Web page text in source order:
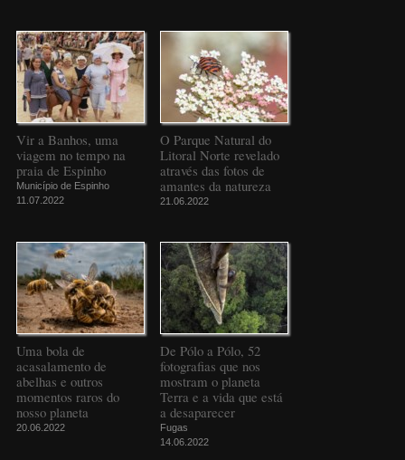
Vir a Banhos, uma
viagem no tempo na
praia de Espinho
Município de Espinho
11.07.2022
O Parque Natural do
Litoral Norte revelado
através das fotos de
amantes da natureza
21.06.2022
Uma bola de
acasalamento de
abelhas e outros
momentos raros do
nosso planeta
20.06.2022
De Pólo a Pólo, 52
fotografias que nos
mostram o planeta
Terra e a vida que está
a desaparecer
Fugas
14.06.2022